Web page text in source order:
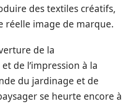
des textiles créatifs,
réelle image de marque.
de la
de l’impression à la
du jardinage et de
se heurte encore à